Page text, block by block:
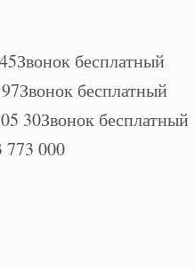
Звонок бесплатный
Звонок бесплатный
30Звонок бесплатный
773 000